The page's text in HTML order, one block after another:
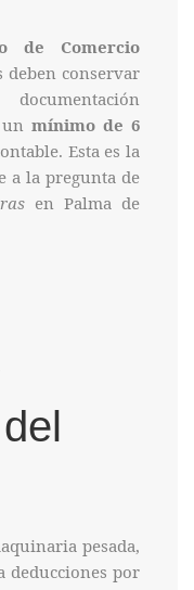
de Comercio
deben conservar
mínimo de 6
Esta es la
a la pregunta de
en Palma de
pesada,
deducciones por